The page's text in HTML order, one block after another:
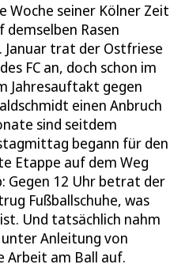
Woche seiner Kölner Zeit
demselben Rasen
Januar trat der Ostfriese
FC an, doch schon im
Jahresauftakt gegen
einen Anbruch
sind seitdem
begann für den
Etappe auf dem Weg
Gegen 12 Uhr betrat der
Fußballschuhe, was
Und tatsächlich nahm
Anleitung von
Arbeit am Ball auf.